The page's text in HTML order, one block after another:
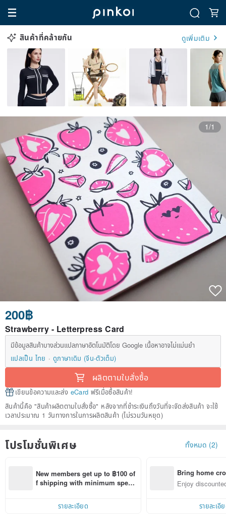
สินค้าที่คล้ายกัน ดูเพิ่มเติม
1/1
200฿
Strawberry - Letterpress Card
มีข้อมูลสินค้าบางส่วนแปลภาษาอัตโนมัติโดย Google เนื้อหาอาจไม่แม่นยำ
แปลเป็น ไทย
ดูภาษาเดิม (จีน-ตัวเต็ม)
ผลิตตามใบสั่งซื้อ
เขียนข้อความและส่ง eCard ฟรีเมื่อซื้อสินค้า!
สินค้านี้คือ "สินค้าผลิตตามใบสั่งซื้อ" หลังจากที่ชำระเงินถึงวันที่จะจัดส่งสินค้า จะใช้
เวลาประมาณ 1 วันทางการในการผลิตสินค้า (ไม่รวมวันหยุด)
โปรโมชั่นพิเศษ ทั้งหมด (2)
New members get up to ฿100 of
f shipping with minimum spen
within 7 days!
รายละเอียด
Bring home
n with ease
Enjoy
รายละเอี